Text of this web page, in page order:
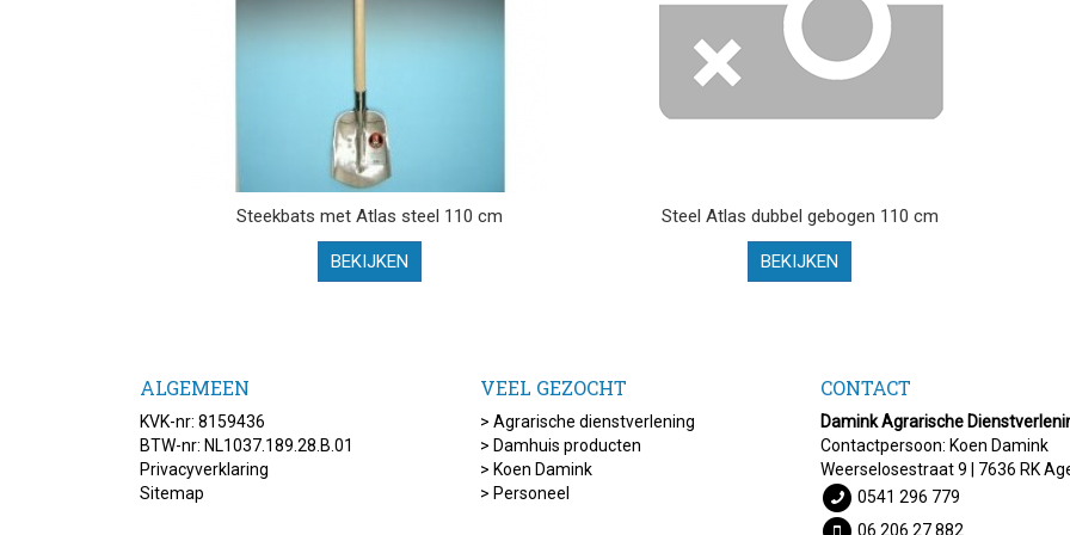
Steekbats met Atlas steel 110 cm
BEKIJKEN
Steel Atlas dubbel gebogen 110 cm
BEKIJKEN
ALGEMEEN
KVK-nr: 8159436
BTW-nr: NL1037.189.28.B.01
Privacyverklaring
Sitemap
VEEL GEZOCHT
> Agrarische dienstverlening
> Damhuis producten
> Koen Damink
> Personeel
CONTACT
Damink Agrarische
Contactpersoon: Koen Damink
Weerselosestraat 9 | 7636 RK
0541 296 779
06 206 27 882